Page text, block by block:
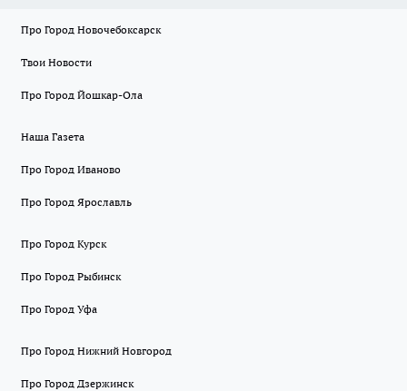
Про Город Новочебоксарск
Твои Новости
Про Город Йошкар-Ола
Наша Газета
Про Город Иваново
Про Город Ярославль
Про Город Курск
Про Город Рыбинск
Про Город Уфа
Про Город Нижний Новгород
Про Город Дзержинск